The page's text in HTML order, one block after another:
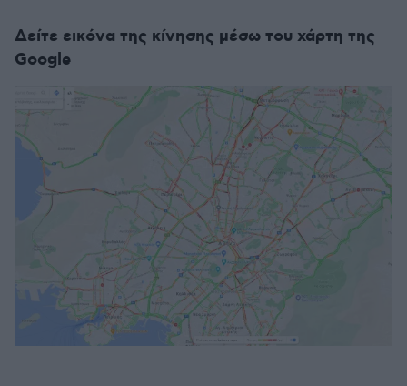
Δείτε εικόνα της κίνησης μέσω του χάρτη της
Google